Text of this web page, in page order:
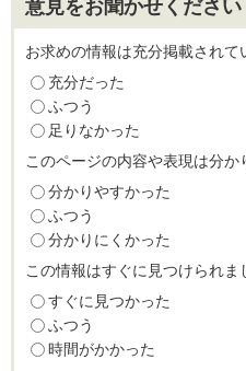
意見をお聞かせください
お求めの情報は充分掲載されて
充分だった
ふつう
足りなかった
このページの内容や表現は分か
分かりやすかった
ふつう
分かりにくかった
この情報はすぐに見つけられま
すぐに見つかった
ふつう
時間がかかった